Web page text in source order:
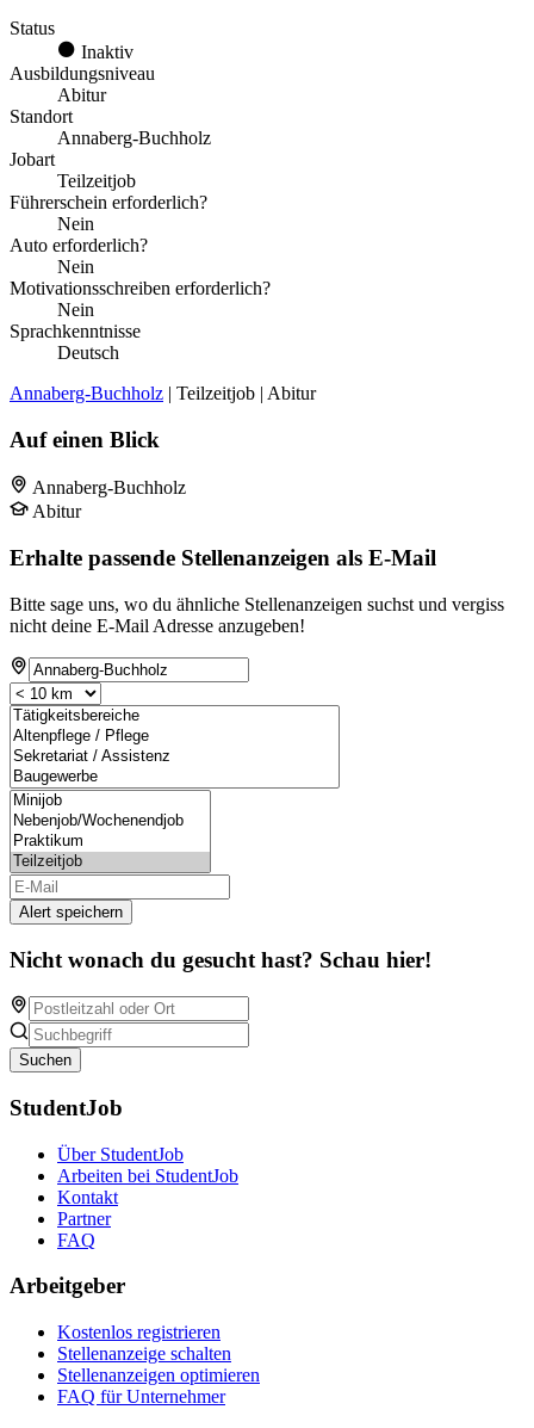
Status
Inaktiv
Ausbildungsniveau
Abitur
Standort
Annaberg-Buchholz
Jobart
Teilzeitjob
Führerschein erforderlich?
Nein
Auto erforderlich?
Nein
Motivationsschreiben erforderlich?
Nein
Sprachkenntnisse
Deutsch
Annaberg-Buchholz | Teilzeitjob | Abitur
Auf einen Blick
Annaberg-Buchholz
Abitur
Erhalte passende Stellenanzeigen als E-Mail
Bitte sage uns, wo du ähnliche Stellenanzeigen suchst und vergiss
nicht deine E-Mail Adresse anzugeben!
Alert speichern
Nicht wonach du gesucht hast? Schau hier!
Suchen
StudentJob
Über StudentJob
Arbeiten bei StudentJob
Kontakt
Partner
FAQ
Arbeitgeber
Kostenlos registrieren
Stellenanzeige schalten
Stellenanzeigen optimieren
FAQ für Unternehmer